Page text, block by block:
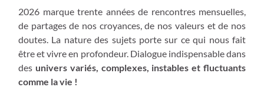
2026 marque trente années de rencontres mensuelles,
de partages de nos croyances, de nos valeurs et de nos
doutes. La nature des sujets porte sur ce qui nous fait
être et vivre en profondeur. Dialogue indispensable dans
des univers variés, complexes, instables et fluctuants
comme la vie !